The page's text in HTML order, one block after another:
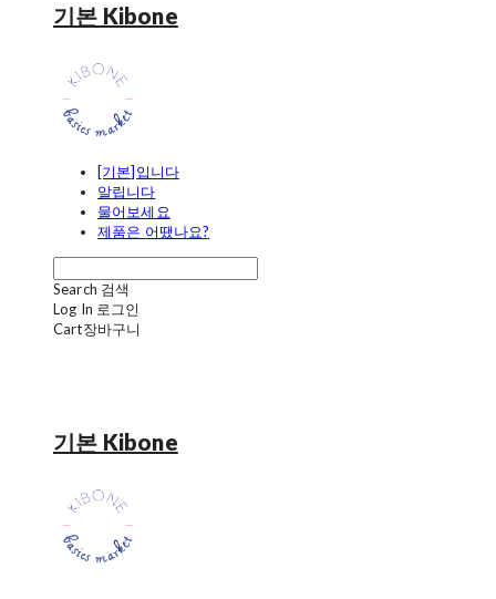
기본 Kibone
[기본]입니다
알립니다
물어보세요
제품은 어땠나요?
Search 검색
Log In 로그인
Cart장바구니
기본 Kibone